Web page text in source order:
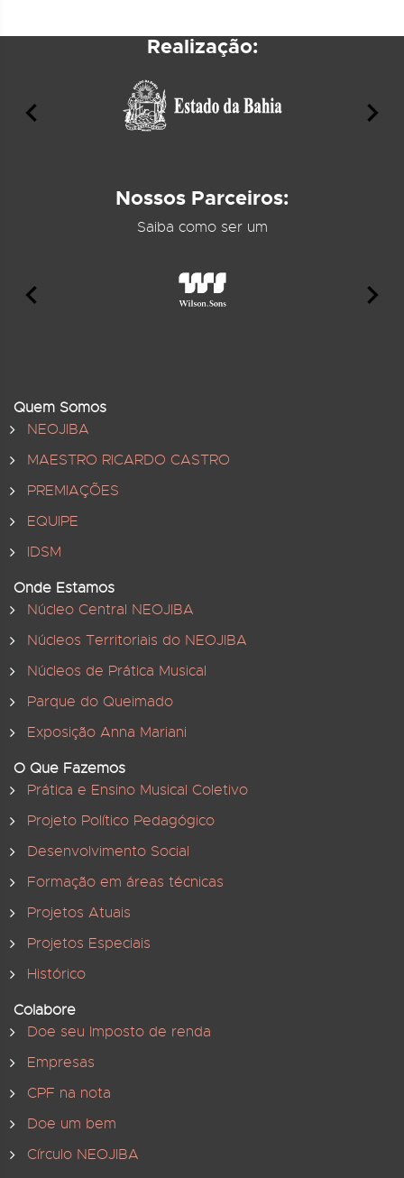
Realização:
Nossos Parceiros:
Saiba como ser um
Quem Somos
NEOJIBA
MAESTRO RICARDO CASTRO
PREMIAÇÕES
EQUIPE
IDSM
Onde Estamos
Núcleo Central NEOJIBA
Núcleos Territoriais do NEOJIBA
Núcleos de Prática Musical
Parque do Queimado
Exposição Anna Mariani
O Que Fazemos
Prática e Ensino Musical Coletivo
Projeto Político Pedagógico
Desenvolvimento Social
Formação em áreas técnicas
Projetos Atuais
Projetos Especiais
Histórico
Colabore
Doe seu Imposto de renda
Empresas
CPF na nota
Doe um bem
Círculo NEOJIBA